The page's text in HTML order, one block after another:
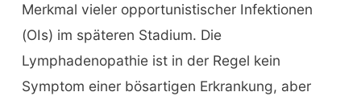
Merkmal vieler opportunistischer Infektionen
(OIs) im späteren Stadium. Die
Lymphadenopathie ist in der Regel kein
Symptom einer bösartigen Erkrankung, aber